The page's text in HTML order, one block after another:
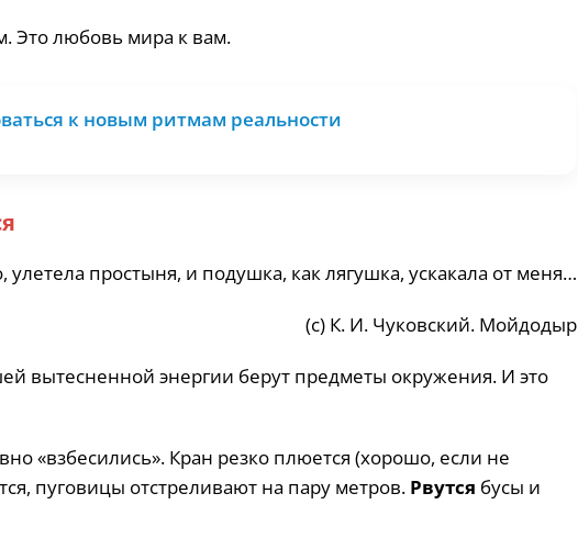
Это любовь мира к вам.
к новым ритмам реальности
простыня, и подушка, как лягушка, ускакала от меня…
(с) К. И. Чуковский. Мойдодыр
вытесненной энергии берут предметы окружения. И это
«взбесились». Кран резко плюется (хорошо, если не
пуговицы отстреливают на пару метров. Рвутся бусы и